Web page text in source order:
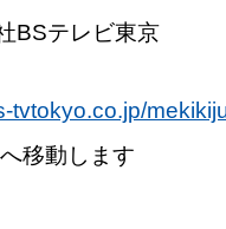
BSテレビ東京
tvtokyo.co.jp/
移動します